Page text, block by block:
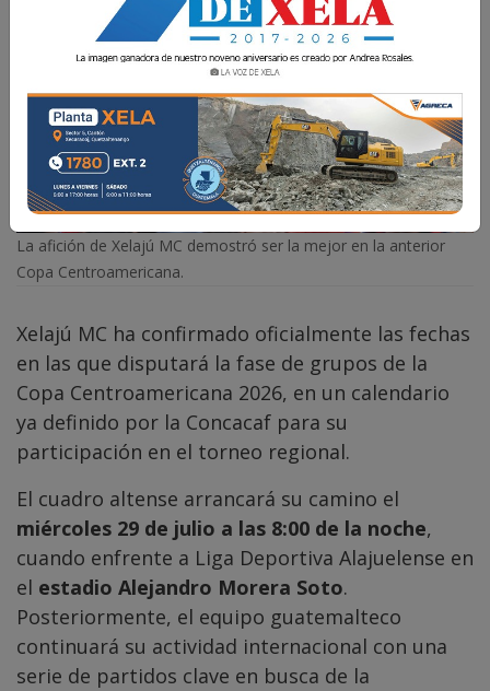
La afición de Xelajú MC demostró ser la mejor en la anterior
Copa Centroamericana.
Xelajú MC ha confirmado oficialmente las fechas
en las que disputará la fase de grupos de la
Copa Centroamericana 2026, en un calendario
ya definido por la Concacaf para su
participación en el torneo regional.
El cuadro altense arrancará su camino el
miércoles 29 de julio a las 8:00 de la noche,
cuando enfrente a Liga Deportiva Alajuelense en
el estadio Alejandro Morera Soto.
Posteriormente, el equipo guatemalteco
continuará su actividad internacional con una
serie de partidos clave en busca de la